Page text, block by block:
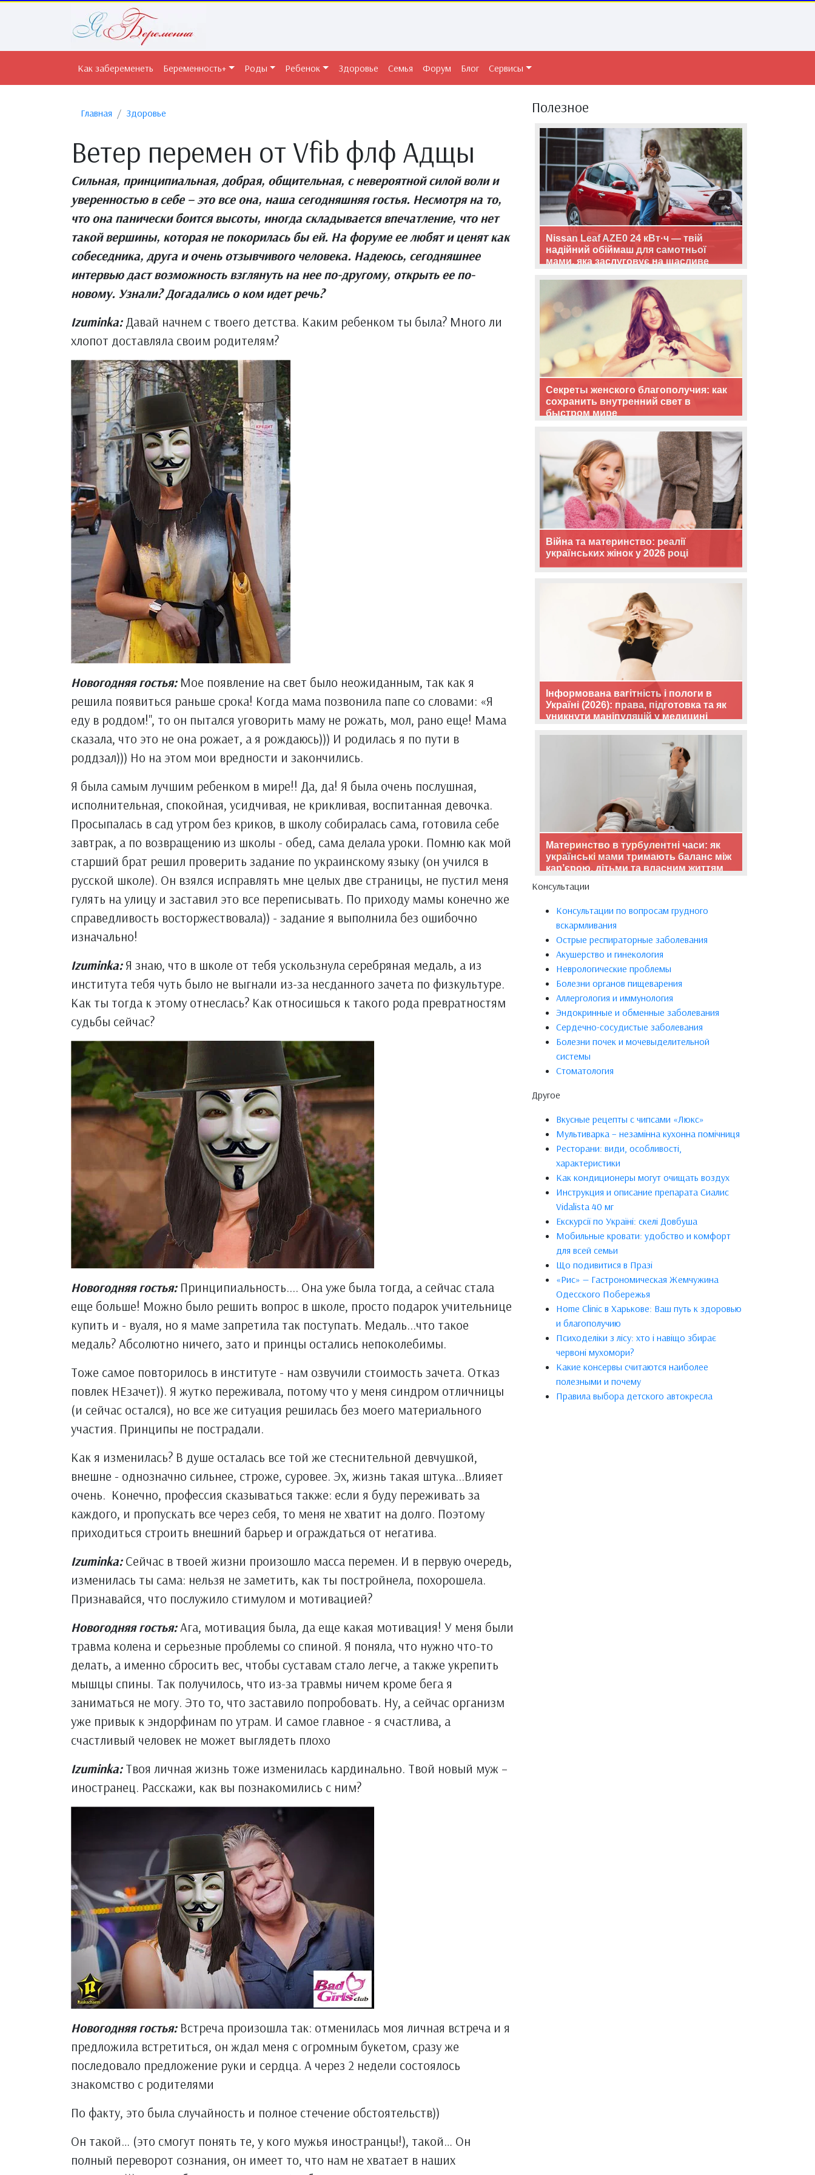
Как забеременеть Беременность+ Роды Ребенок Здоровье Семья Форум Блог Сервисы
Главная Здоровье
Ветер перемен от Vfib флф Адщы
Сильная, принципиальная, добрая, общительная, с невероятной силой воли и
уверенностью в себе – это все она, наша сегодняшняя гостья. Несмотря на то,
что она панически боится высоты, иногда складывается впечатление, что нет
такой вершины, которая не покорилась бы ей. На форуме ее любят и ценят как
собеседника, друга и очень отзывчивого человека. Надеюсь, сегодняшнее
интервью даст возможность взглянуть на нее по-другому, открыть ее по-
новому. Узнали? Догадались о ком идет речь?
Izuminka:Давай начнем с твоего детства. Каким ребенком ты была? Много ли
хлопот доставляла своим родителям?
Новогодняя гостья:Мое появление на свет было неожиданным, так как я
решила появиться раньше срока! Когда мама позвонила папе со словами: «Я
еду в роддом!", то он пытался уговорить маму не рожать, мол, рано еще! Мама
сказала, что это не она рожает, а я рождаюсь))) И родилась я по пути в
роддзал))) Но на этом мои вредности и закончились.
Я была самым лучшим ребенком в мире!! Да, да! Я была очень послушная,
исполнительная, спокойная, усидчивая, не крикливая, воспитанная девочка.
Просыпалась в сад утром без криков, в школу собиралась сама, готовила себе
завтрак, а по возвращению из школы - обед, сама делала уроки. Помню как мой
старший брат решил проверить задание по украинскому языку (он учился в
русской школе). Он взялся исправлять мне целых две страницы, не пустил меня
гулять на улицу и заставил это все переписывать. По приходу мамы конечно же
справедливость восторжествовала)) - задание я выполнила без ошибочно
изначально!
Izuminka:Я знаю, что в школе от тебя ускользнула серебряная медаль, а из
института тебя чуть было не выгнали из-за несданного зачета по физкультуре.
Как ты тогда к этому отнеслась? Как относишься к такого рода превратностям
судьбы сейчас?
Новогодняя гостья: Принципиальность.... Она уже была тогда, а сейчас стала
еще больше! Можно было решить вопрос в школе, просто подарок учительнице
купить и - вуаля, но я маме запретила так поступать. Медаль...что такое
медаль? Абсолютно ничего, зато и принцы остались непоколебимы.
Тоже самое повторилось в институте - нам озвучили стоимость зачета. Отказ
повлек НЕзачет)). Я жутко переживала, потому что у меня синдром отличницы
(и сейчас остался), но все же ситуация решилась без моего материального
участия. Принципы не пострадали.
Как я изменилась? В душе осталась все той же стеснительной девчушкой,
внешне - однозначно сильнее, строже, суровее. Эх, жизнь такая штука...Влияет
очень. Конечно, профессия сказываться также: если я буду переживать за
каждого, и пропускать все через себя, то меня не хватит на долго. Поэтому
приходиться строить внешний барьер и ограждаться от негатива.
Izuminka:Сейчас в твоей жизни произошло масса перемен. И в первую очередь,
изменилась ты сама: нельзя не заметить, как ты постройнела, похорошела.
Признавайся, что послужило стимулом и мотивацией?
Новогодняя гостья:Ага, мотивация была, да еще какая мотивация! У меня были
травма колена и серьезные проблемы со спиной. Я поняла, что нужно что-то
делать, а именно сбросить вес, чтобы суставам стало легче, а также укрепить
мышцы спины. Так получилось, что из-за травмы ничем кроме бега я
заниматься не могу. Это то, что заставило попробовать. Ну, а сейчас организм
уже привык к эндорфинам по утрам. И самое главное - я счастлива, а
счастливый человек не может выглядеть плохо
Izuminka:Твоя личная жизнь тоже изменилась кардинально. Твой новый муж –
иностранец. Расскажи, как вы познакомились с ним?
Новогодняя гостья: Встреча произошла так: отменилась моя личная встреча и я
предложила встретиться, он ждал меня с огромным букетом, сразу же
последовало предложение руки и сердца. А через 2 недели состоялось
знакомство с родителями
По факту, это была случайность и полное стечение обстоятельств))
Он такой… (это смогут понять те, у кого мужья иностранцы!), такой… Он
полный переворот сознания, он имеет то, что нам не хватает в наших
Полезное
Nissan Leaf AZE0 24 кВт·ч — твій
надійний обіймаш для самотньої
мами, яка заслуговує на щасливе
Секреты женского благополучия: как
сохранить внутренний свет в
быстром мире
Війна та материнство: реалії
українських жінок у 2026 році
Інформована вагітність і пологи в
Україні (2026): права, підготовка та як
уникнути маніпуляцій у медицині
Материнство в турбулентні часи: як
українські мами тримають баланс між
кар’єрою, дітьми та власним життям
Консультации
Консультации по вопросам грудного
вскармливания
Острые респираторные заболевания
Акушерство и гинекология
Неврологические проблемы
Болезни органов пищеварения
Аллергология и иммунология
Эндокринные и обменные заболевания
Сердечно-сосудистые заболевания
Болезни почек и мочевыделительной
системы
Стоматология
Другое
Вкусные рецепты с чипсами «Люкс»
Мультиварка – незамінна кухонна помічниця
Ресторани: види, особливості,
характеристики
Как кондиционеры могут очищать воздух
Инструкция и описание препарата Сиалис
Vidalista 40 мг
Екскурсії по Україні: скелі Довбуша
Мобильные кровати: удобство и комфорт
для всей семьи
Що подивитися в Празі
«Рис» — Гастрономическая Жемчужина
Одесского Побережья
Home Clinic в Харькове: Ваш путь к здоровью
и благополучию
Психоделіки з лісу: хто і навіщо збирає
червоні мухомори?
Какие консервы считаются наиболее
полезными и почему
Правила выбора детского автокресла